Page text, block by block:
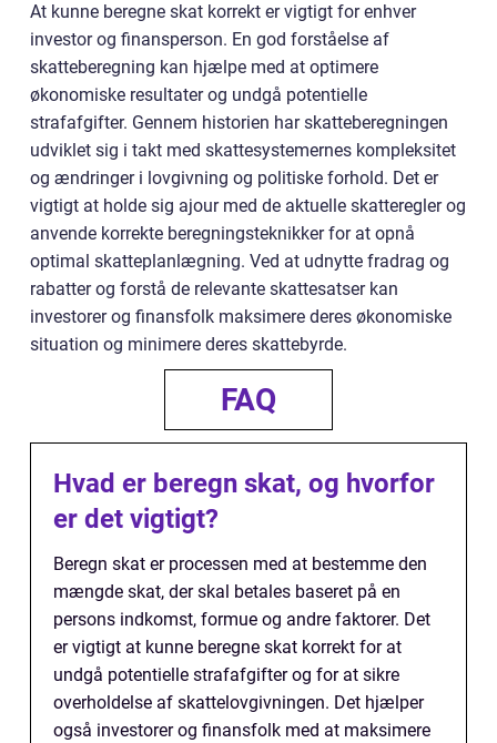
At kunne beregne skat korrekt er vigtigt for enhver
investor og finansperson. En god forståelse af
skatteberegning kan hjælpe med at optimere
økonomiske resultater og undgå potentielle
strafafgifter. Gennem historien har skatteberegningen
udviklet sig i takt med skattesystemernes kompleksitet
og ændringer i lovgivning og politiske forhold. Det er
vigtigt at holde sig ajour med de aktuelle skatteregler og
anvende korrekte beregningsteknikker for at opnå
optimal skatteplanlægning. Ved at udnytte fradrag og
rabatter og forstå de relevante skattesatser kan
investorer og finansfolk maksimere deres økonomiske
situation og minimere deres skattebyrde.
FAQ
Hvad er beregn skat, og hvorfor
er det vigtigt?
Beregn skat er processen med at bestemme den
mængde skat, der skal betales baseret på en
persons indkomst, formue og andre faktorer. Det
er vigtigt at kunne beregne skat korrekt for at
undgå potentielle strafafgifter og for at sikre
overholdelse af skattelovgivningen. Det hjælper
også investorer og finansfolk med at maksimere